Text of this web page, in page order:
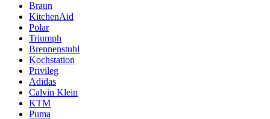
Braun
KitchenAid
Polar
Triumph
Brennenstuhl
Kochstation
Privileg
Adidas
Calvin Klein
KTM
Puma